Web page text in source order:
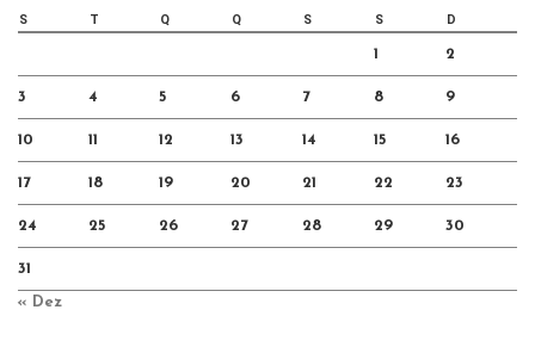
S T Q Q S S D
1 2
3 4 5 6 7 8 9
10 11 12 13 14 15 16
17 18 19 20 21 22 23
24 25 26 27 28 29 30
31
« Dez